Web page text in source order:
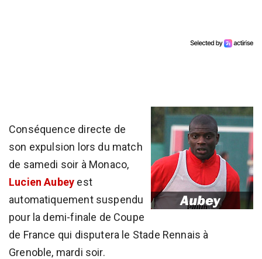
Conséquence directe de
son expulsion lors du match
de samedi soir à Monaco,
Lucien Aubey est
automatiquement suspendu
pour la demi-finale de Coupe
de France qui disputera le Stade Rennais à
Grenoble, mardi soir.